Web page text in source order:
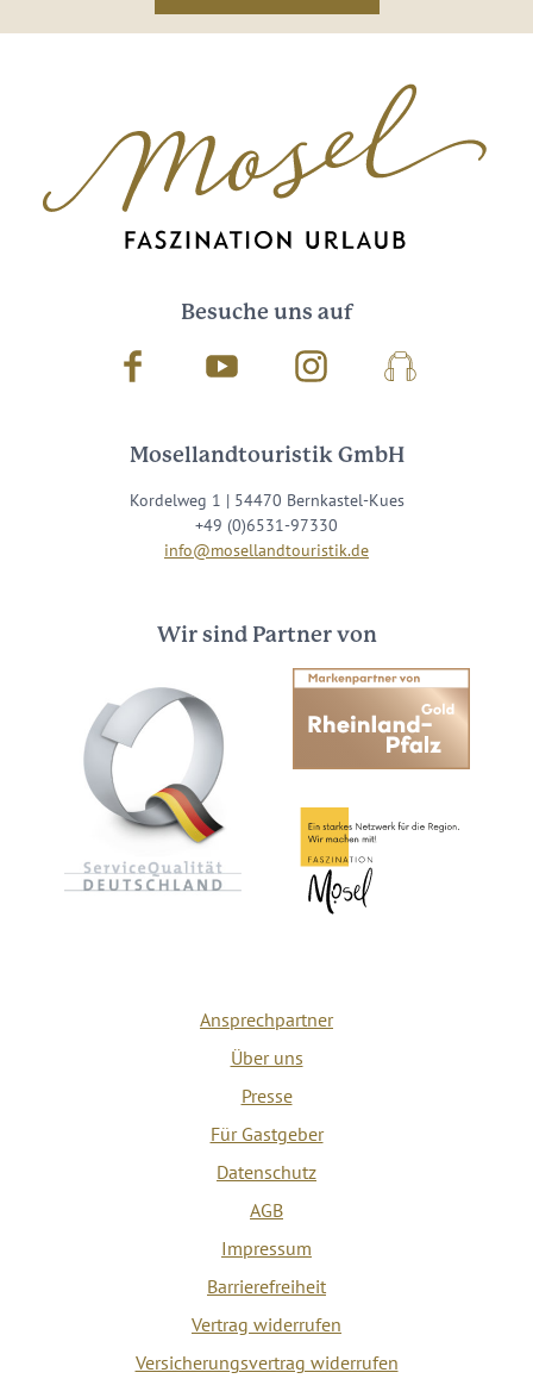
Besuche uns auf
Facebook Youtube InstagramPodcast
Mosellandtouristik GmbH
Kordelweg 1 | 54470 Bernkastel-Kues
+49 (0)6531-97330
info@mosellandtouristik.de
Wir sind Partner von
Ansprechpartner
Über uns
Presse
Für Gastgeber
Datenschutz
AGB
Impressum
Barrierefreiheit
Vertrag widerrufen
Versicherungsvertrag widerrufen